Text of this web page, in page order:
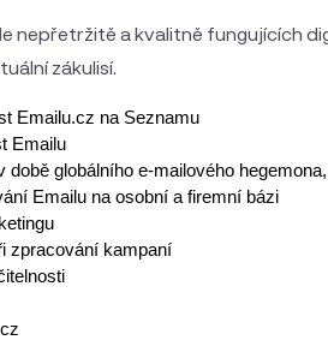
nepřetržitě a kvalitně fungujících
zákulisí.
Emailu.cz na Seznamu
Emailu
době globálního e-mailového
Emailu na osobní a firemní bázi
zpracování kampaní